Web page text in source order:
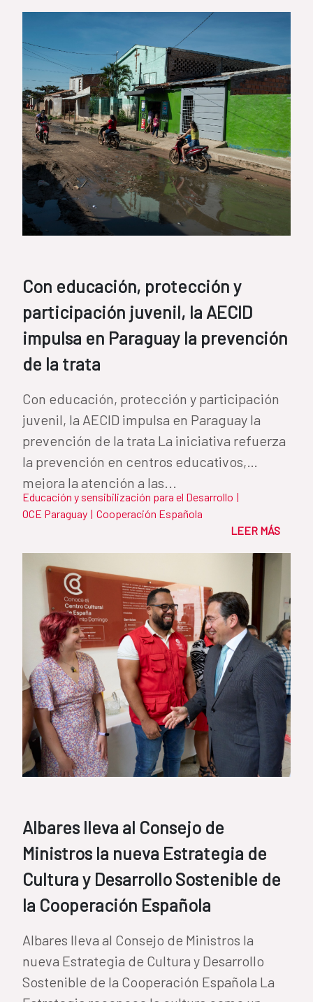
Con educación, protección y
participación juvenil, la AECID
impulsa en Paraguay la prevención
de la trata
Con educación, protección y participación
juvenil, la AECID impulsa en Paraguay la
prevención de la trata La iniciativa refuerza
la prevención en centros educativos,
mejora la atención a las...
Educación y sensibilización para el Desarrollo |
OCE Paraguay | Cooperación Española
LEER MÁS
Albares lleva al Consejo de
Ministros la nueva Estrategia de
Cultura y Desarrollo Sostenible de
la Cooperación Española
Albares lleva al Consejo de Ministros la
nueva Estrategia de Cultura y Desarrollo
Sostenible de la Cooperación Española La